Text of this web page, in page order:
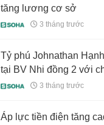
tăng lương cơ sở
3 tháng trước
Tỷ phú Johnathan
tại BV Nhi đồng 2 với
Special" vào ngày đặc
3 tháng trước
Áp lực tiền điện tăng